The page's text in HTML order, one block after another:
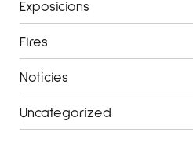
Exposicions
Fires
Notícies
Uncategorized